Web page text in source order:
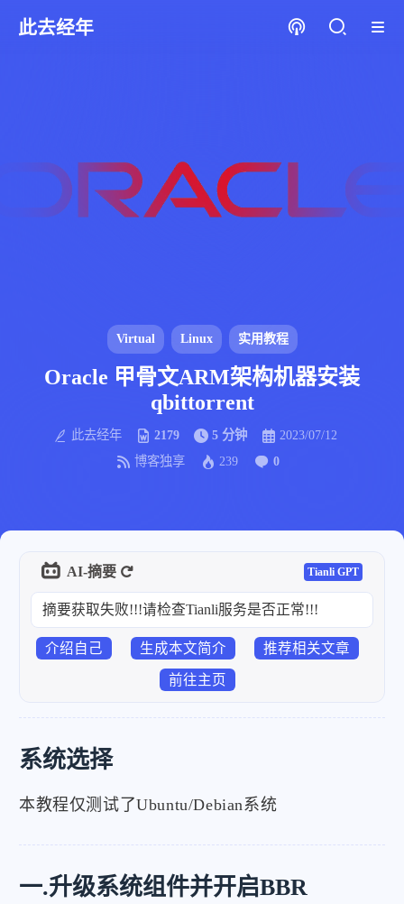
此去经年
Virtual Linux 实用教程
Oracle 甲骨文ARM架构机器安装
qbittorrent
此去经年 2179 5 分钟
2023/07/12
博客独享
239 0
AI-摘要 Tianli GPT
摘要获取失败!!!请检查Tianli服务是否正常!!!
介绍自己 生成本文简介 推荐相关文章
前往主页
系统选择
本教程仅测试了Ubuntu/Debian系统
一.升级系统组件并开启BBR